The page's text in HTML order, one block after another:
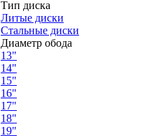
Тип диска
Литые диски
Стальные диски
Диаметр обода
13"
14"
15"
16"
17"
18"
19"